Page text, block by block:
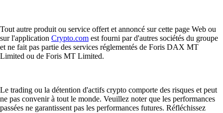
Tout autre produit ou service offert et annoncé sur cette page Web ou
sur l'application Crypto.com est fourni par d'autres sociétés du groupe
et ne fait pas partie des services réglementés de Foris DAX MT
Limited ou de Foris MT Limited.
Le trading ou la détention d'actifs crypto comporte des risques et peut
ne pas convenir à tout le monde. Veuillez noter que les performances
passées ne garantissent pas les performances futures. Réfléchissez